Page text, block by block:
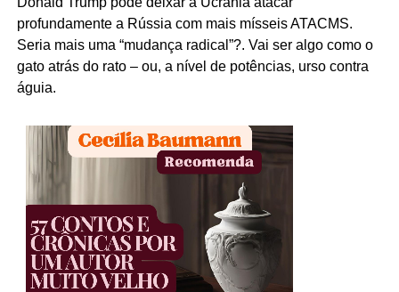
profundamente a Rússia com mais mísseis ATACMS.
Seria mais uma “mudança radical”?. Vai ser algo como o
gato atrás do rato – ou, a nível de potências, urso contra
águia.